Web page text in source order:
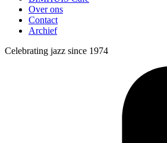
Over ons
Contact
Archief
Celebrating jazz since 1974